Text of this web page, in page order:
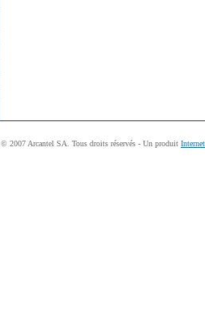
© 2007 Arcantel SA. Tous droits réservés - Un produit